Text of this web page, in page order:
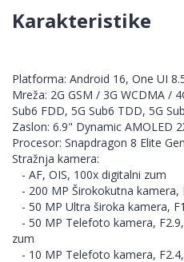
Karakteristike
Platforma: Android 16, One UI
Mreža: 2G GSM / 3G WCDMA /
Sub6 FDD, 5G Sub6 TDD, 5G
Zaslon: 6.9" Dynamic AMOLED
Procesor: Snapdragon 8 Elite
Stražnja kamera:
- AF, OIS, 100x digitalni zum
- 200 MP Širokokutna kamera,
- 50 MP Ultra široka kamera,
- 50 MP Telefoto kamera,
zum
- 10 MP Telefoto kamera,